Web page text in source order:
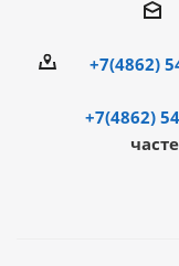
+7(4862)
+7(4862)